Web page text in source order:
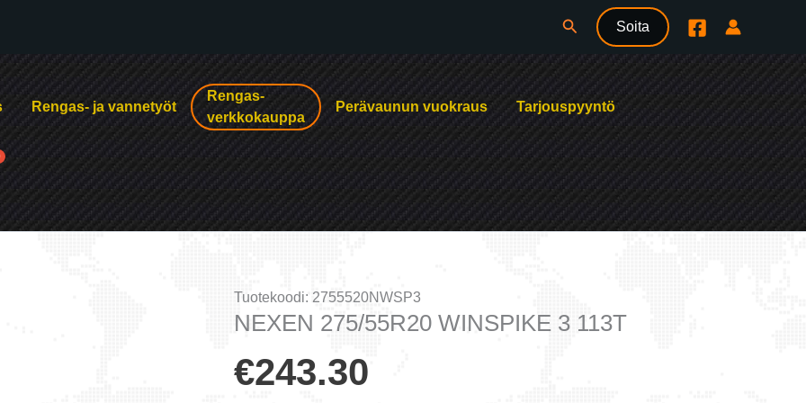
Hae Soita
Rengas- ja vannetyöt
Rengas-
verkkokauppa
Perävaunun vuokraus Tarjouspyyntö
Tuotekoodi: 2755520NWSP3
NEXEN 275/55R20 WINSPIKE 3 113T
€243.30